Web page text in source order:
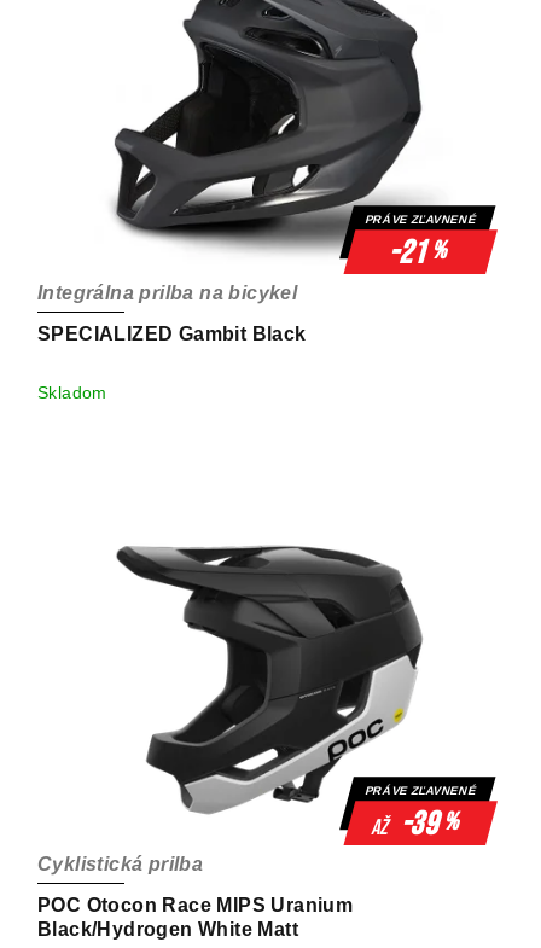
PRÁVE ZĽAVNENÉ
-21%
SPECIALIZED Gambit Black
Integrálna prilba na bicykel
Skladom
PRÁVE ZĽAVNENÉ
až -39%
POC Otocon Race MIPS Uranium
Black/Hydrogen White Matt
Cyklistická prilba